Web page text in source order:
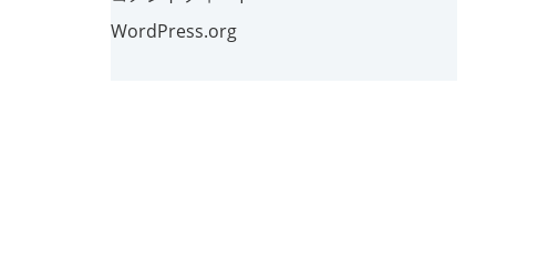
WordPress.org